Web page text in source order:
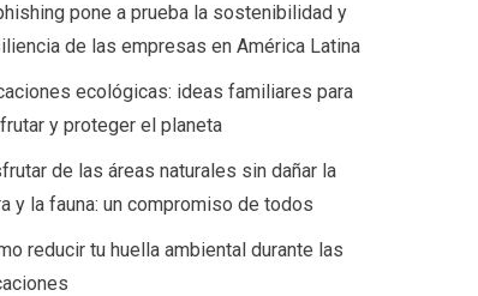
pone a prueba la sostenibilidad y
de las empresas en América Latina
ecológicas: ideas familiares para
y proteger el planeta
de las áreas naturales sin dañar la
y la fauna: un compromiso de todos
reducir tu huella ambiental durante las